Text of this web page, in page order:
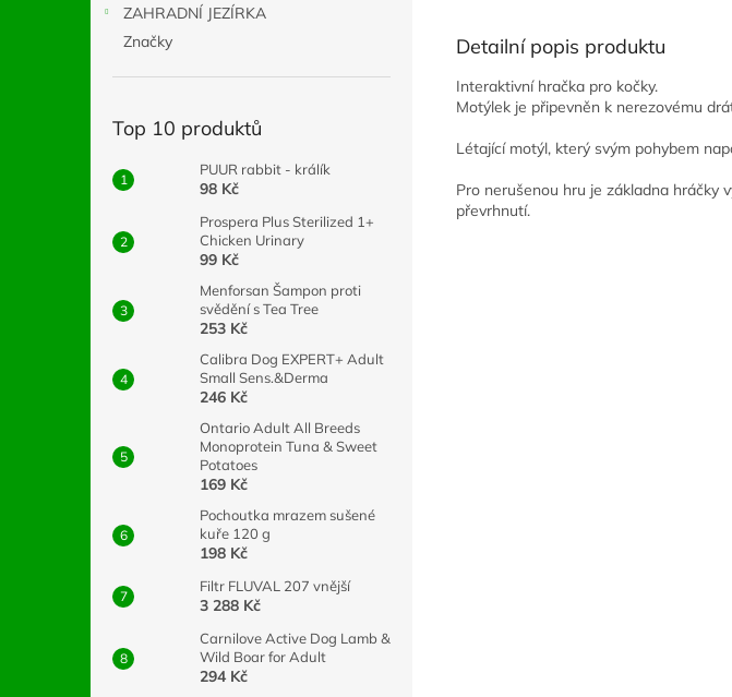
ZAHRADNÍ JEZÍRKA
Značky
Top 10 produktů
PUUR rabbit - králík
98 Kč
Prospera Plus Sterilized 1+
Chicken Urinary
99 Kč
Menforsan Šampon proti
svědění s Tea Tree
253 Kč
Calibra Dog EXPERT+ Adult
Small Sens.&Derma
246 Kč
Ontario Adult All Breeds
Monoprotein Tuna & Sweet
Potatoes
169 Kč
Pochoutka mrazem sušené
kuře 120 g
198 Kč
Filtr FLUVAL 207 vnější
3 288 Kč
Carnilove Active Dog Lamb &
Wild Boar for Adult
294 Kč
Detailní popis produktu
Interaktivní hračka pro kočky.
Motýlek je připevněn k nerezovému
Létající motýl, který svým pohybem
Pro nerušenou hru je základna hráčky
převrhnutí.